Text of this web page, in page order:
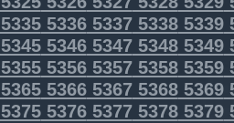
5336533753385339
5346534753485349
5356535753585359
5366536753685369
5376537753785379